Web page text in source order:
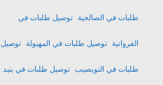
طلبات في الصالحية توصيل طلبات في
الفروانية توصيل طلبات في المهبولة توصيل
طلبات في النويصيب توصيل طلبات في بنيد